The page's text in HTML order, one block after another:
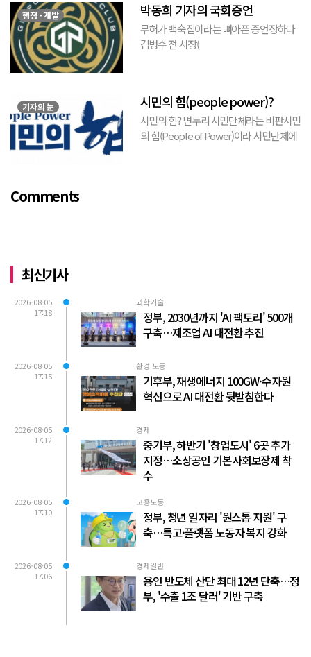
이 하...
행정 · 개발 박동희 기자의 국회증언
무허가 백숙집이라는 뼈아픈 증언장하다
김병수 전 시장(
로축구 2부리그에 대해...
기자의 눈 시민의 힘(people power)?
시민의 힘? 변두리 시민단체라는 비판시민
의 힘(People of Power)이라 시민단체에
Comments
최신기사
2026-08-05
17:18
과학기술
정부, 2030년까지 'AI 팩토리' 500개
구축…제조업 AI 대전환 추진
2026-08-05
17:15
환경 노동
기후부, 재생에너지 100GW·수자원
혁신으로 AI 대전환 뒷받침한다
2026-08-05
17:12
경제
중기부, 하반기 '창업도시' 6곳 추가
지정…소상공인 기본사회보장제 착
수
2026-08-05
17:10
고용노동
정부, 청년 일자리 '원스톱 지원' 구
축…특고·플랫폼 노동자 복지 강화
2026-08-05
17:06
경제일반
용인 반도체 산단 최대 12년 단축…정
부, '수출 1조 달러' 기반 구축